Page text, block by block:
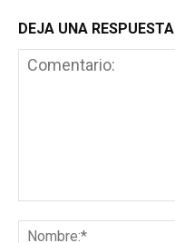
DEJA UNA RESPUESTA